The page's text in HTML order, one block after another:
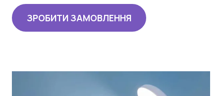
ЗРОБИТИ ЗАМОВЛЕННЯ